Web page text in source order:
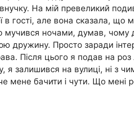
На мій превеликий
в гості, але вона сказала, що
мучився ночами, думав, чому
дружину. Просто заради
Після цього я подав на
я залишився на вулиці, ні з
мене бачити і чути. Що мені